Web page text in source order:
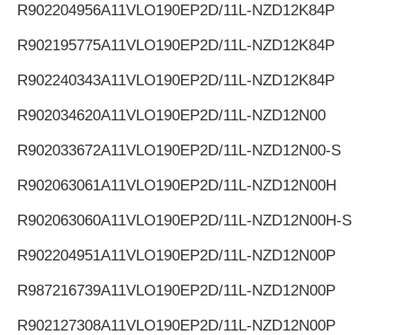
R902204956A11VLO190EP2D/11L-NZD12K84P
R902195775A11VLO190EP2D/11L-NZD12K84P
R902240343A11VLO190EP2D/11L-NZD12K84P
R902034620A11VLO190EP2D/11L-NZD12N00
R902033672A11VLO190EP2D/11L-NZD12N00-S
R902063061A11VLO190EP2D/11L-NZD12N00H
R902063060A11VLO190EP2D/11L-NZD12N00H-S
R902204951A11VLO190EP2D/11L-NZD12N00P
R987216739A11VLO190EP2D/11L-NZD12N00P
R902127308A11VLO190EP2D/11L-NZD12N00P